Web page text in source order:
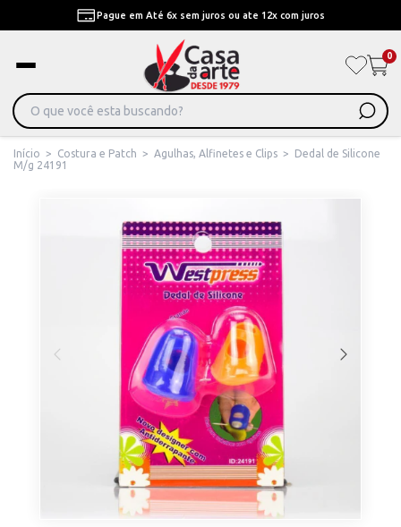
Pague em Até 6x sem juros ou ate 12x com juros
0
Início > Costura e Patch > Agulhas, Alfinetes e Clips >
Dedal de Silicone
M/g 24191